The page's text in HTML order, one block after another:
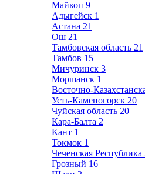
Майкоп 9
Адыгейск 1
Астана 21
Ош 21
Тамбовская область 21
Тамбов 15
Мичуринск 3
Моршанск 1
Восточно-
Усть-Каменогорск 20
Чуйская область 20
Кара-Балта 2
Кант 1
Токмок 1
Чеченская Республика
Грозный 16